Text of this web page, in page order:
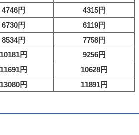
4746円
4315円
6730円
6119円
8534円
7758円
10181円
9256円
11691円
10628円
13080円 11891円